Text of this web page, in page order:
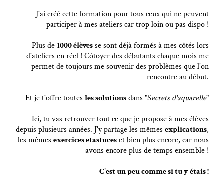
J'ai créé cette formation pour tous ceux qui ne peuvent
participer à mes ateliers car trop loin ou pas dispo !
Plus de1000 élèvesse sont déjà formés à mes côtés lors
d'ateliers en réel ! Côtoyer des débutants chaque mois me
permet de toujours me souvenir des problèmes que l'on
rencontre au début.
Et je t'offre toutes les solutionsdans "Secrets d'aquarelle"
Ici, tu vas retrouver tout ce que je propose à mes élèves
depuis plusieurs années. J'y partage les mêmes explications,
les mêmes exercices etastuceset bien plus encore, car nous
avons encore plus de temps ensemble !
C'est un peu comme si tu y étais !